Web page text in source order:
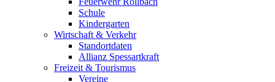
Schule
Kindergarten
Wirtschaft & Verkehr
Standortdaten
Allianz Spessartkraft
Freizeit & Tourismus
Vereine